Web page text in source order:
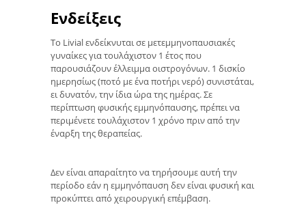
Ενδείξεις
Το Livial ενδείκνυται σε μετεμμηνοπαυσιακές
γυναίκες για τουλάχιστον 1 έτος που
παρουσιάζουν έλλειμμα οιστρογόνων. 1 δισκίο
ημερησίως (ποτό με ένα ποτήρι νερό) συνιστάται,
ει δυνατόν, την ίδια ώρα της ημέρας. Σε
περίπτωση φυσικής εμμηνόπαυσης, πρέπει να
περιμένετε τουλάχιστον 1 χρόνο πριν από την
έναρξη της θεραπείας.
Δεν είναι απαραίτητο να τηρήσουμε αυτή την
περίοδο εάν η εμμηνόπαυση δεν είναι φυσική και
προκύπτει από χειρουργική επέμβαση.